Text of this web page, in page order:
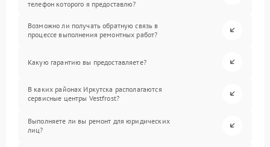
телефон которого я предоставлю?
Возможно ли получать обратную связь в
процессе выполнения ремонтных работ?
Какую гарантию вы предоставляете?
В каких районах Иркутска располагаются
сервисные центры Vestfrost?
Выполняете ли вы ремонт для юридических
лиц?